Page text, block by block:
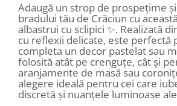
Adaugă un strop de prospețime
bradului tău de Crăciun cu
albastrui cu sclipici ✨. Realizată
cu reflexii delicate, este perfectă
completa un decor pastelat sau
folosită atât pe crenguțe, cât și
aranjamente de masă sau
alegere ideală pentru cei care
discretă și nuanțele luminoase